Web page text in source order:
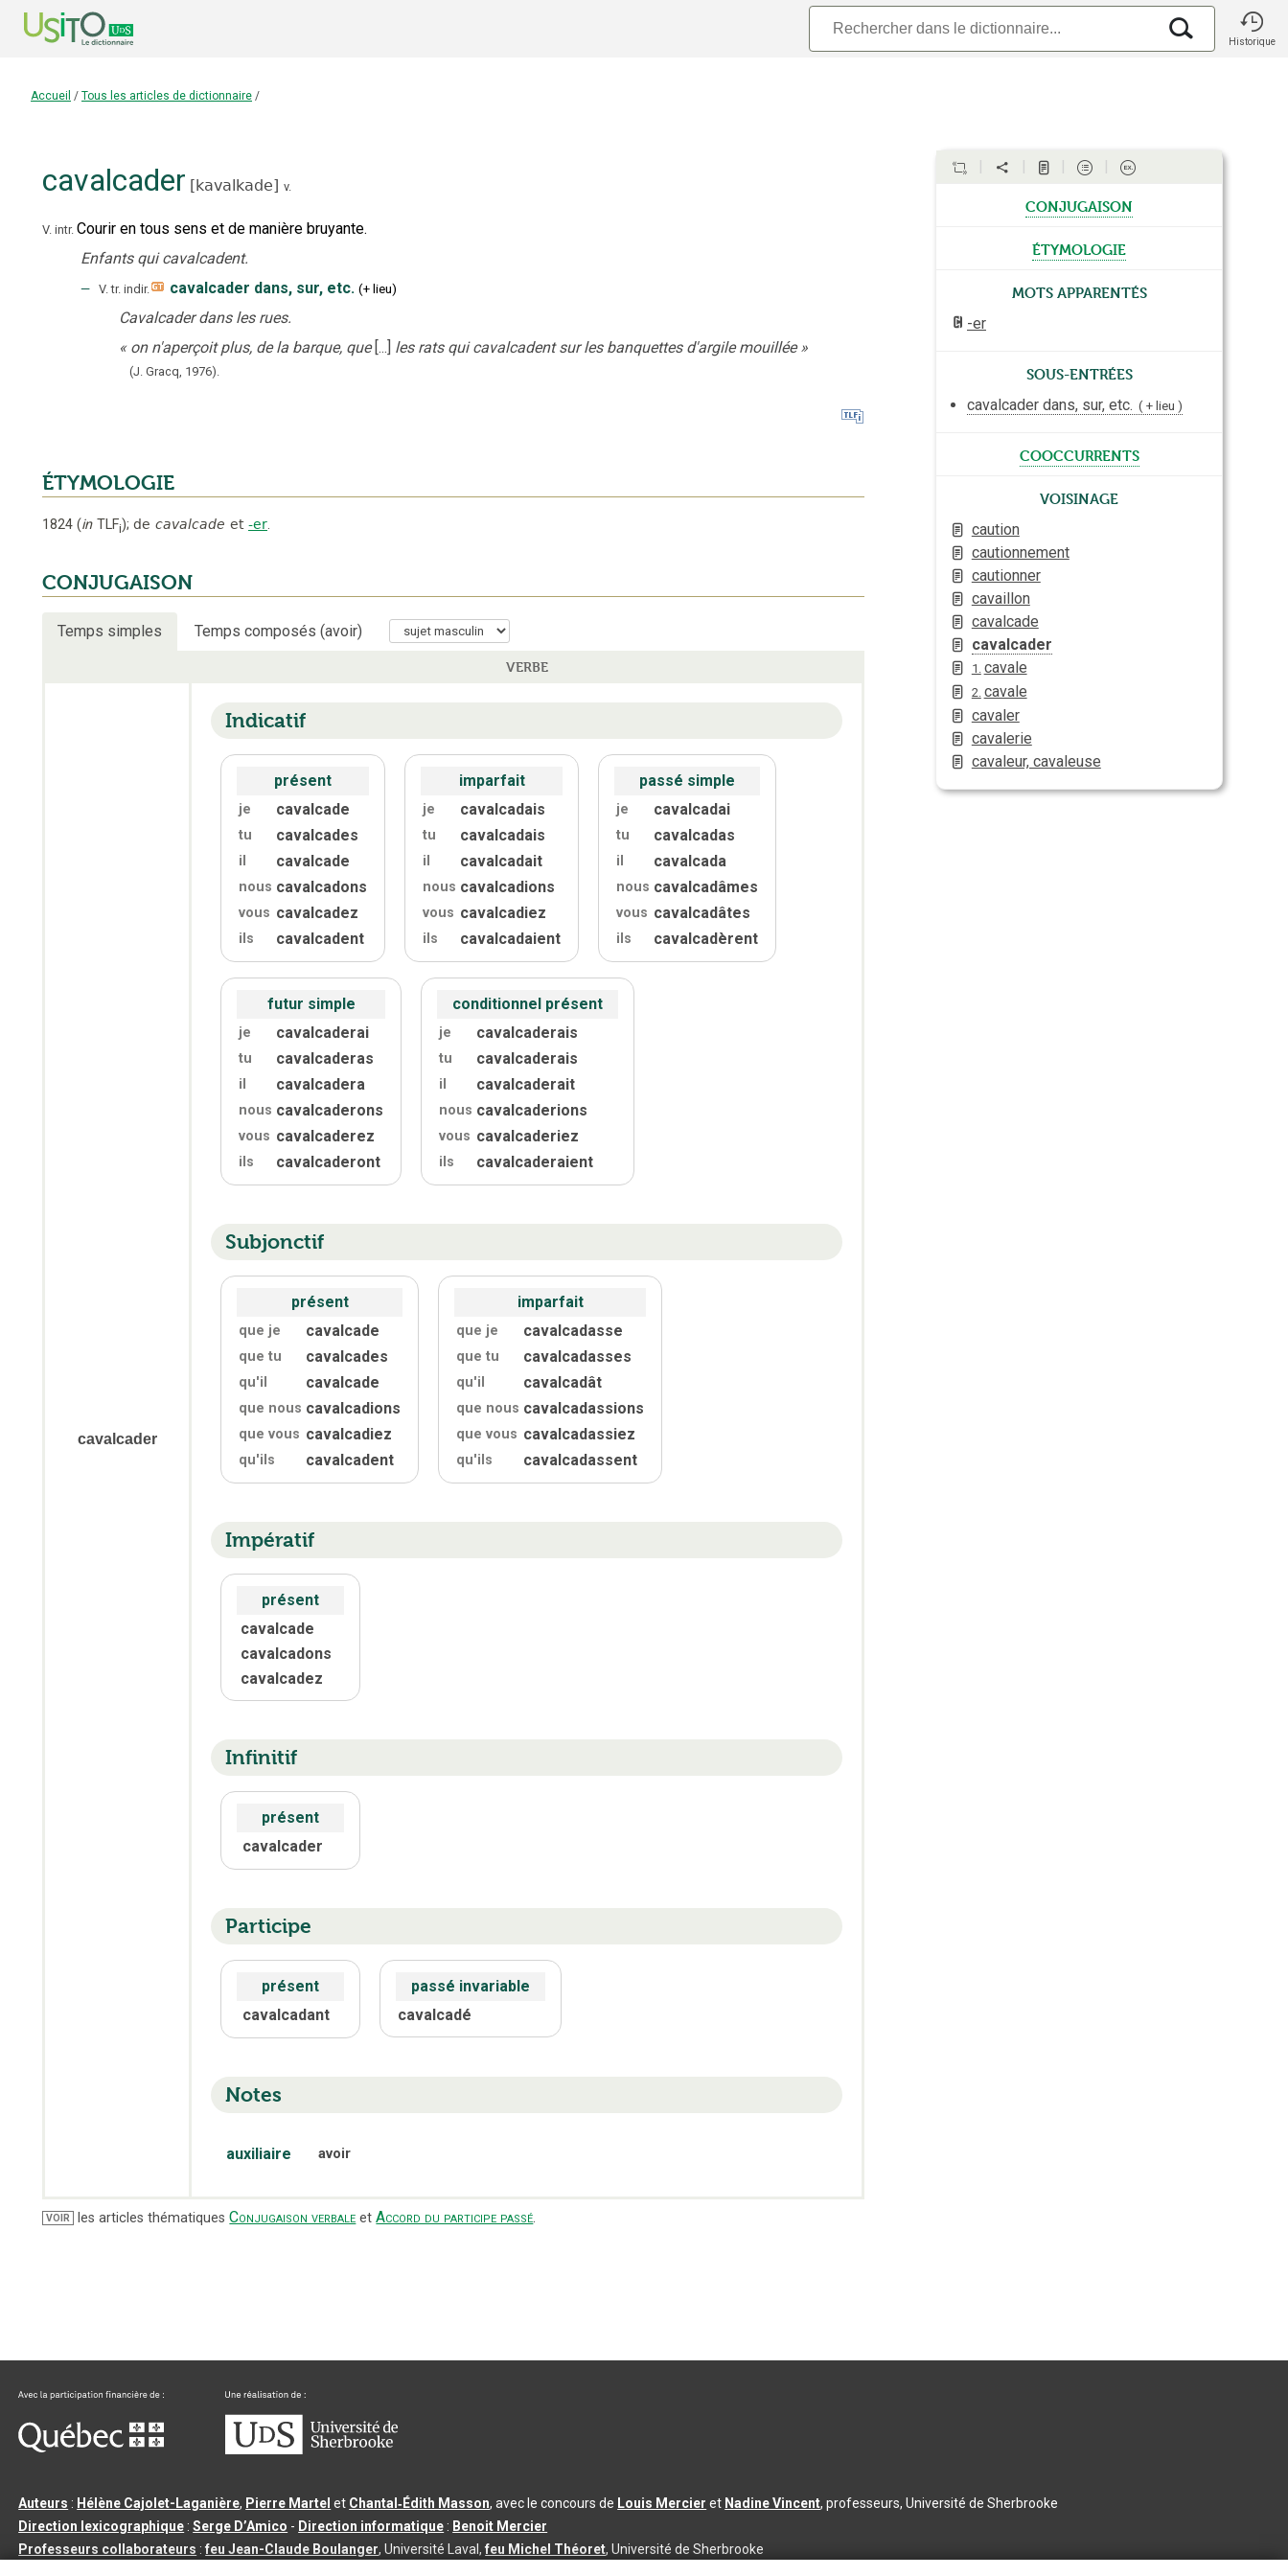
Historique
Accueil / Tous les articles de dictionnaire /
cavalcader [kavalkade] v.
V. intr. Courir en tous sens et de manière bruyante.
Enfants qui cavalcadent.
‒ V. tr. indir. cavalcader dans, sur, etc. (+lieu)
Cavalcader dans les rues.
« on n'aperçoit plus, de la barque, que [...] les rats qui cavalcadent sur les banquettes d'argile mouillée »
(J. Gracq, 1976).
ÉTYMOLOGIE
1824 (in TLFi); de cavalcade et -er.
CONJUGAISON
Temps simples Temps composés (avoir)
VERBE
cavalcader
Indicatif
présent
je cavalcade
tu cavalcades
il cavalcade
nous cavalcadons
vous cavalcadez
ils cavalcadent
imparfait
je cavalcadais
tu cavalcadais
il cavalcadait
nous cavalcadions
vous cavalcadiez
ils cavalcadaient
passé simple
je cavalcadai
tu cavalcadas
il cavalcada
nous cavalcadâmes
vous cavalcadâtes
ils cavalcadèrent
futur simple
je cavalcaderai
tu cavalcaderas
il cavalcadera
nous cavalcaderons
vous cavalcaderez
ils cavalcaderont
conditionnel présent
je cavalcaderais
tu cavalcaderais
il cavalcaderait
nous cavalcaderions
vous cavalcaderiez
ils cavalcaderaient
Subjonctif
présent
que je cavalcade
que tu cavalcades
qu'il cavalcade
que nous cavalcadions
que vous cavalcadiez
qu'ils cavalcadent
imparfait
que je cavalcadasse
que tu cavalcadasses
qu'il cavalcadât
que nous cavalcadassions
que vous cavalcadassiez
qu'ils cavalcadassent
Impératif
présent
cavalcade
cavalcadons
cavalcadez
Infinitif
présent
cavalcader
Participe
présent
cavalcadant
passé invariable
cavalcadé
Notes
auxiliaire avoir
VOIR les articles thématiques Conjugaison verbale etAccord du participe passé.
conjugaison
étymologie
Mots apparentés
-er
Sous-entrées
cavalcader dans, sur, etc. + lieu
cooccurrents
Voisinage
caution
cautionnement
cautionner
cavaillon
cavalcade
cavalcader
1. cavale
2. cavale
cavaler
cavalerie
cavaleur, cavaleuse
Auteurs : Hélène Cajolet-Laganière, Pierre Martel et Chantal‑Édith Masson, avec le concours de Louis Mercier et Nadine Vincent, professeurs, Université de Sherbrooke
Direction lexicographique :Serge D’Amico - Direction informatique : Benoit Mercier
Professeurs collaborateurs :feu Jean-Claude Boulanger, Université Laval,feu Michel Théoret, Université de Sherbrooke